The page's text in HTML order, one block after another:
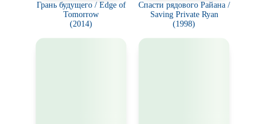
Грань будущего / Edge of
Tomorrow
(2014)
Спасти рядового Райана /
Saving Private Ryan
(1998)